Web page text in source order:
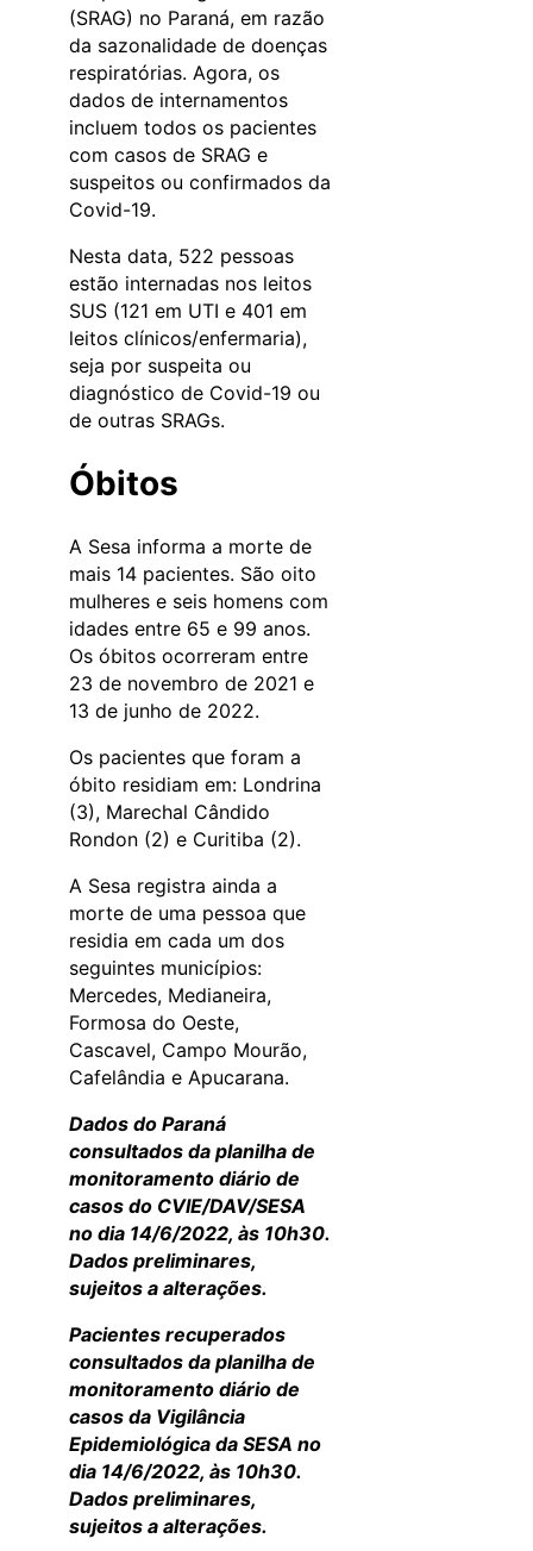
(SRAG) no Paraná, em razão
da sazonalidade de doenças
respiratórias. Agora, os
dados de internamentos
incluem todos os pacientes
com casos de SRAG e
suspeitos ou confirmados da
Covid-19.
Nesta data, 522 pessoas
estão internadas nos leitos
SUS (121 em UTI e 401 em
leitos clínicos/enfermaria),
seja por suspeita ou
diagnóstico de Covid-19 ou
de outras SRAGs.
Óbitos
A Sesa informa a morte de
mais 14 pacientes. São oito
mulheres e seis homens com
idades entre 65 e 99 anos.
Os óbitos ocorreram entre
23 de novembro de 2021 e
13 de junho de 2022.
Os pacientes que foram a
óbito residiam em: Londrina
(3), Marechal Cândido
Rondon (2) e Curitiba (2).
A Sesa registra ainda a
morte de uma pessoa que
residia em cada um dos
seguintes municípios:
Mercedes, Medianeira,
Formosa do Oeste,
Cascavel, Campo Mourão,
Cafelândia e Apucarana.
Dados do Paraná
consultados da planilha de
monitoramento diário de
casos do CVIE/DAV/SESA
no dia 14/6/2022, às 10h30.
Dados preliminares,
sujeitos a alterações.
Pacientes recuperados
consultados da planilha de
monitoramento diário de
casos da Vigilância
Epidemiológica da SESA no
dia 14/6/2022, às 10h30.
Dados preliminares,
sujeitos a alterações.